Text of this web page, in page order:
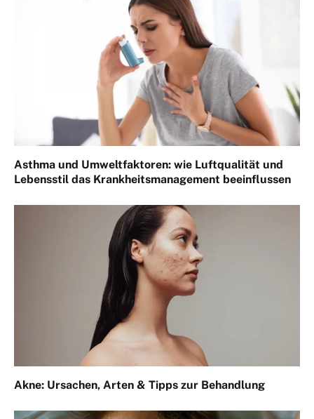
Asthma und Umweltfaktoren: wie Luftqualität und
Lebensstil das Krankheitsmanagement beeinflussen
Akne: Ursachen, Arten & Tipps zur Behandlung